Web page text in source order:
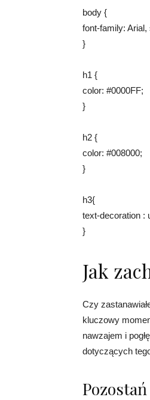
body {
font-family: Arial,
}
h1 {
color: #0000FF;
}
h2 {
color: #008000;
}
h3{
text-decoration :
}
Jak
Czy
kluczowy
nawzajem i
dotyczących